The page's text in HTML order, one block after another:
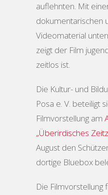
auflehnten. Mit
dokumentarischen
Videomaterial
zeigt der Film
zeitlos ist.
Die Kultur- und
Posa e. V. beteiligt
Filmvorstellung am
„Überirdisches
August den
dortige Bluebox
Die